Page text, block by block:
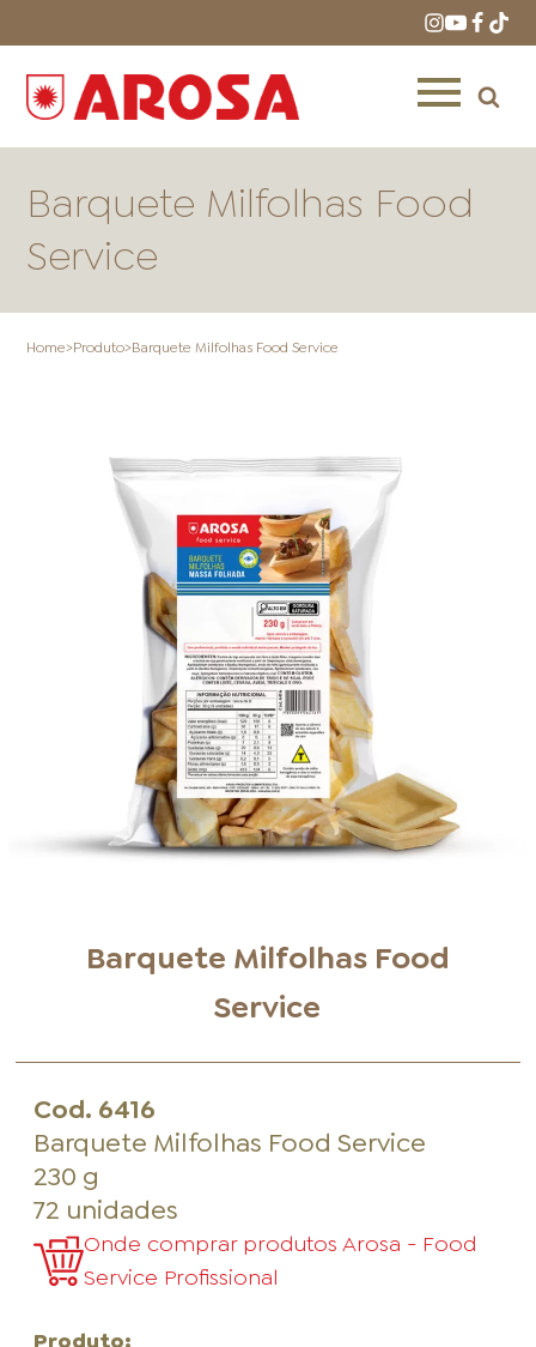
ONDE COMPRAR
DISTRIBUIDORES E
EMPRESA
Barquete Milfolhas Food
Service
Home>Produto>Barquete Milfolhas Food Service
Barquete Milfolhas Food
Service
Cod. 6416
Barquete Milfolhas Food Service
230 g
72 unidades
Onde comprar produtos Arosa - Food
Service Profissional
Produto: